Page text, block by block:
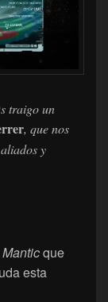
traigo un
, que nos
y
Manticque
esta